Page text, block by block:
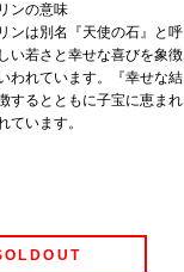
ンの意味
ンは別名『天使の石』と呼
い若さと幸せな喜びを象徴
われています。『幸せな結
するとともに子宝に恵まれ
ています。